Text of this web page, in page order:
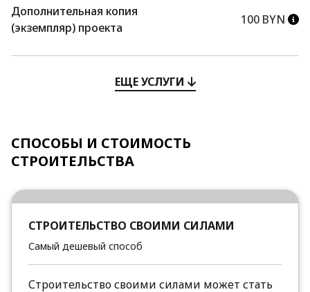
Дополнительная копия
(экземпляр) проекта
100 BYN
ЕЩЕ УСЛУГИ
СПОСОБЫ И СТОИМОСТЬ
СТРОИТЕЛЬСТВА
СТРОИТЕЛЬСТВО СВОИМИ СИЛАМИ
Самый дешевый способ
Строительство своими силами может стать